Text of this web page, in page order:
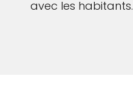
avec les habitants.